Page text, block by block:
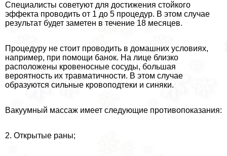
Специалисты советуют для достижения стойкого
эффекта проводить от 1 до 5 процедур. В этом случае
результат будет заметен в течение 18 месяцев.
Процедуру не стоит проводить в домашних условиях,
например, при помощи банок. На лице близко
расположены кровеносные сосуды, большая
вероятность их травматичности. В этом случае
образуются сильные кровоподтеки и синяки.
Вакуумный массаж имеет следующие противопоказания:
2. Открытые раны;